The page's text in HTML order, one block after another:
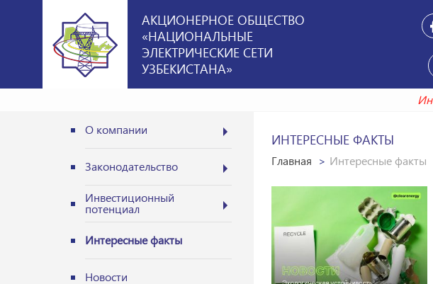
АКЦИОНЕРНОЕ ОБЩЕСТВО
«НАЦИОНАЛЬНЫЕ
ЭЛЕКТРИЧЕСКИЕ СЕТИ
УЗБЕКИСТАНА»
О компании
Законодательство
Инвестиционный
потенциал
Интересные факты
Новости
ИНТЕРЕСНЫЕ ФАКТЫ
Главная Интересные факты